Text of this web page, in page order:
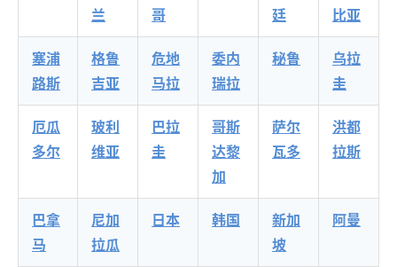
兰
哥
廷
比亚
塞浦
路斯
格鲁
吉亚
危地
马拉
委内
瑞拉
秘鲁
乌拉
圭
厄瓜
多尔
玻利
维亚
巴拉
圭
哥斯
达黎
加
萨尔
瓦多
洪都
拉斯
巴拿
马
尼加
拉瓜
日本 韩国
新加
坡
阿曼